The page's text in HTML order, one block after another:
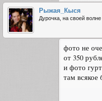
Рыжая_Кыся
Дурочка, на своей волне
фото не
от 350
и фото
там всякое